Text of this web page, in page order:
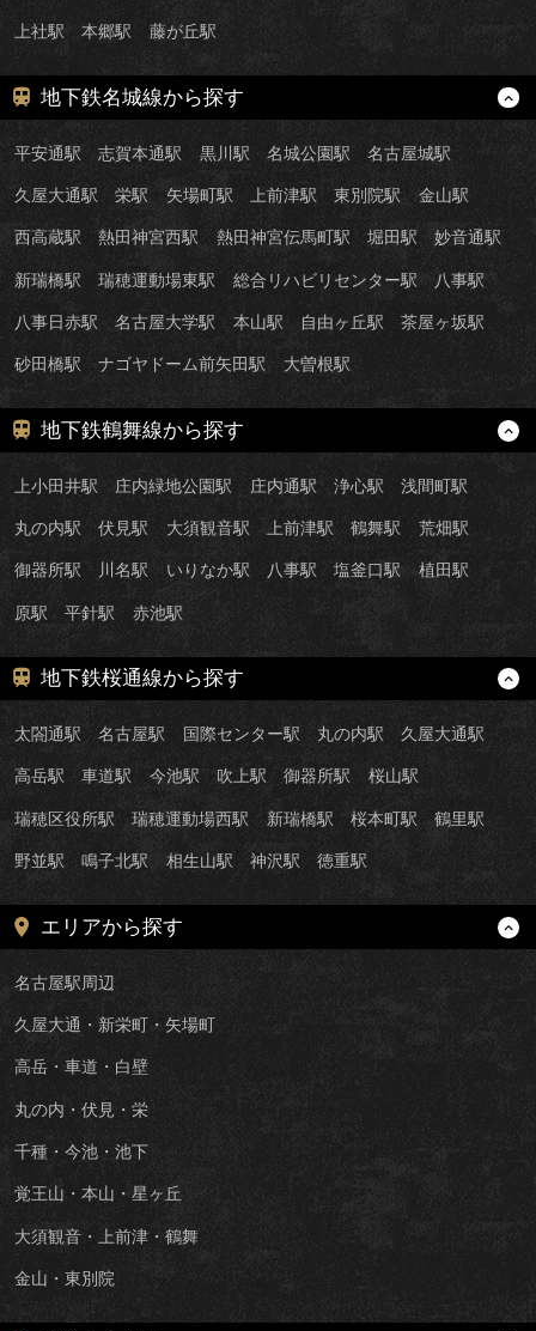
上社駅 本郷駅 藤が丘駅
地下鉄名城線から探す
平安通駅 志賀本通駅 黒川駅 名城公園駅 名古屋城駅
久屋大通駅 栄駅 矢場町駅 上前津駅 東別院駅 金山駅
西高蔵駅 熱田神宮西駅 熱田神宮伝馬町駅 堀田駅 妙音通駅
新瑞橋駅 瑞穂運動場東駅 総合リハビリセンター駅 八事駅
八事日赤駅 名古屋大学駅 本山駅 自由ヶ丘駅 茶屋ヶ坂駅
砂田橋駅 ナゴヤドーム前矢田駅 大曽根駅
地下鉄鶴舞線から探す
上小田井駅 庄内緑地公園駅 庄内通駅 浄心駅 浅間町駅
丸の内駅 伏見駅 大須観音駅 上前津駅 鶴舞駅 荒畑駅
御器所駅 川名駅 いりなか駅 八事駅 塩釜口駅 植田駅
原駅 平針駅 赤池駅
地下鉄桜通線から探す
太閤通駅 名古屋駅 国際センター駅 丸の内駅 久屋大通駅
高岳駅 車道駅 今池駅 吹上駅 御器所駅 桜山駅
瑞穂区役所駅 瑞穂運動場西駅 新瑞橋駅 桜本町駅 鶴里駅
野並駅 鳴子北駅 相生山駅 神沢駅 徳重駅
エリアから探す
名古屋駅周辺
久屋大通・新栄町・矢場町
高岳・車道・白壁
丸の内・伏見・栄
千種・今池・池下
覚王山・本山・星ヶ丘
大須観音・上前津・鶴舞
金山・東別院